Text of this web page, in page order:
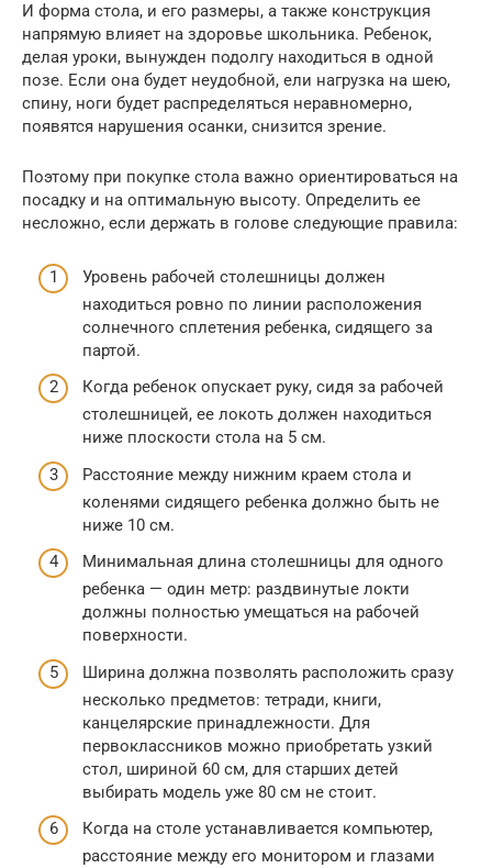
И форма стола, и его размеры, а также конструкция
напрямую влияет на здоровье школьника. Ребенок,
делая уроки, вынужден подолгу находиться в одной
позе. Если она будет неудобной, ели нагрузка на шею,
спину, ноги будет распределяться неравномерно,
появятся нарушения осанки, снизится зрение.
Поэтому при покупке стола важно ориентироваться на
посадку и на оптимальную высоту. Определить ее
несложно, если держать в голове следующие правила:
Уровень рабочей столешницы должен
находиться ровно по линии расположения
солнечного сплетения ребенка, сидящего за
партой.
Когда ребенок опускает руку, сидя за рабочей
столешницей, ее локоть должен находиться
ниже плоскости стола на 5 см.
Расстояние между нижним краем стола и
коленями сидящего ребенка должно быть не
ниже 10 см.
Минимальная длина столешницы для одного
ребенка — один метр: раздвинутые локти
должны полностью умещаться на рабочей
поверхности.
Ширина должна позволять расположить сразу
несколько предметов: тетради, книги,
канцелярские принадлежности. Для
первоклассников можно приобретать узкий
стол, шириной 60 см, для старших детей
выбирать модель уже 80 см не стоит.
Когда на столе устанавливается компьютер,
расстояние между его монитором и глазами